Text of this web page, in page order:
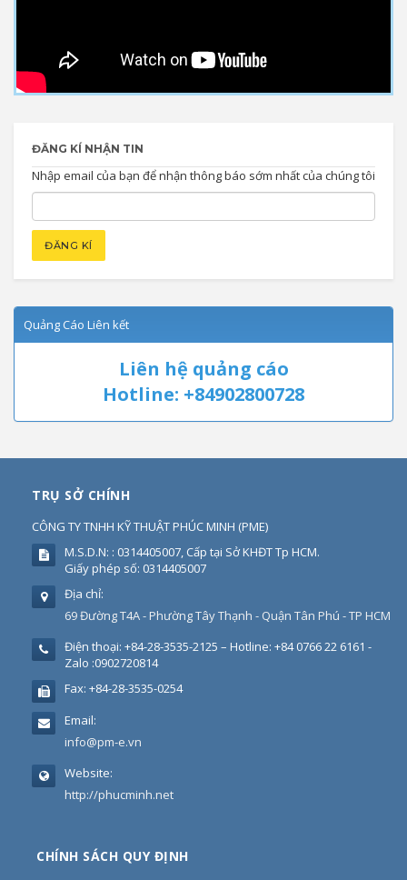
ĐĂNG KÍ NHẬN TIN
Nhập email của bạn để nhận thông báo sớm nhất của chúng tôi
Quảng Cáo Liên kết
Liên hệ quảng cáo
Hotline: +84902800728
TRỤ SỞ CHÍNH
CÔNG TY TNHH KỸ THUẬT PHÚC MINH (PME)
M.S.D.N: : 0314405007, Cấp tại Sở KHĐT Tp HCM.
Giấy phép số: 0314405007
Địa chỉ:
69 Đường T4A - Phường Tây Thạnh - Quận Tân Phú - TP HCM
Điện thoại: +84-28-3535-2125 – Hotline: +84 0766 22 6161 -
Zalo :0902720814
Fax: +84-28-3535-0254
Email:
info@pm-e.vn
Website:
http://phucminh.net
CHÍNH SÁCH QUY ĐỊNH